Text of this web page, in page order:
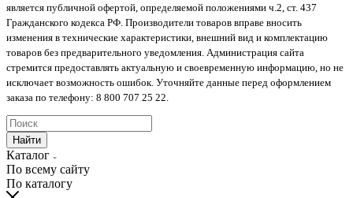
является публичной офертой, определяемой положениями ч.2, ст. 437
Гражданского кодекса РФ. Производители товаров вправе вносить
изменения в технические характеристики, внешний вид и комплектацию
товаров без предварительного уведомления. Администрация сайта
стремится предоставлять актуальную и своевременную информацию, но не
исключает возможность ошибок. Уточняйте данные перед оформлением
заказа по телефону: 8 800 707 25 22.
Найти
Каталог
По всему сайту
По каталогу